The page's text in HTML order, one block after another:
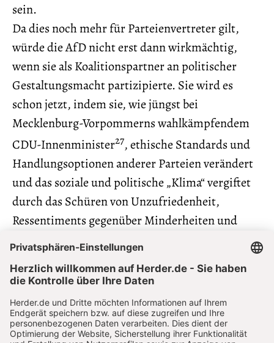
sein.
Da dies noch mehr für Parteienvertreter gilt,
würde die AfD nicht erst dann wirkmächtig,
wenn sie als Koalitionspartner an politischer
Gestaltungsmacht partizipierte. Sie wird es
schon jetzt, indem sie, wie jüngst bei
Mecklenburg-Vorpommerns wahlkämpfendem
CDU-Innenminister27, ethische Standards und
Handlungsoptionen anderer Parteien verändert
und das soziale und politische „Klima“ vergiftet
durch das Schüren von Unzufriedenheit,
Ressentiments gegenüber Minderheiten und
Verdächtigungen der politischen Eliten. Die
Annahme, eine zehn- bis 15-prozentige
Daueropposition könne in demokratischen
Systemen kaum etwas bewirken, ist auch deshalb
falsch, weil Anhänger hoch motivierter,
fanatisierter Minderheiten im Vergleich zur